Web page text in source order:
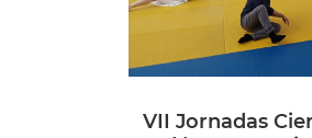
VII Jornadas